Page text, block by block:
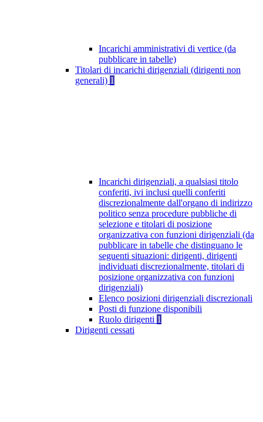
Incarichi amministrativi di vertice (da
pubblicare in tabelle)
Titolari di incarichi dirigenziali (dirigenti non
generali) 1
Incarichi dirigenziali, a qualsiasi titolo
conferiti, ivi inclusi quelli conferiti
discrezionalmente dall'organo di indirizzo
politico senza procedure pubbliche di
selezione e titolari di posizione
organizzativa con funzioni dirigenziali (da
pubblicare in tabelle che distinguano le
seguenti situazioni: dirigenti, dirigenti
individuati discrezionalmente, titolari di
posizione organizzativa con funzioni
dirigenziali)
Elenco posizioni dirigenziali discrezionali
Posti di funzione disponibili
Ruolo dirigenti 1
Dirigenti cessati